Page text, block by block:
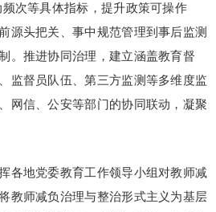
次等具体指标，提升政策可操作
源头把关、事中规范管理到事后监测
。推进协同治理，建立涵盖教育督
监督员队伍、第三方监测等多维度监
网信、公安等部门的协同联动，凝聚
各地党委教育工作领导小组对教师减
教师减负治理与整治形式主义为基层